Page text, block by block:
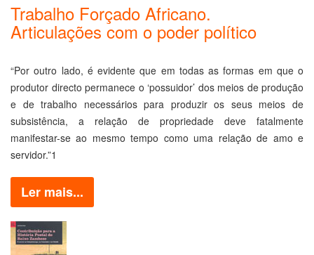
Trabalho Forçado Africano.
Articulações com o poder político
“Por outro lado, é evidente que em todas as formas em que o
produtor directo permanece o ‘possuidor’ dos meios de produção
e de trabalho necessários para produzir os seus meios de
subsistência, a relação de propriedade deve fatalmente
manifestar-se ao mesmo tempo como uma relação de amo e
servidor.”1
Ler mais...